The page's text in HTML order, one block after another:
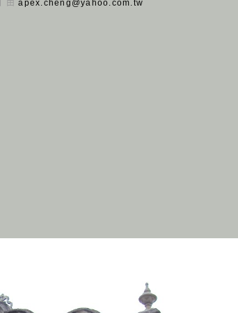
由apex.cheng@yahoo.com.tw